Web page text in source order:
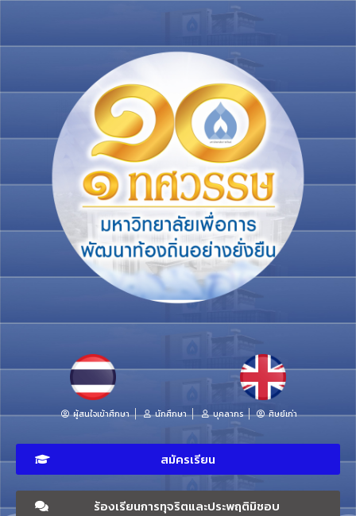
ผู้สนใจเข้าศึกษา นักศึกษา บุคลากร ศิษย์เก่า
สมัครเรียน
ร้องเรียนการทุจริตและประพฤติมิชอบ